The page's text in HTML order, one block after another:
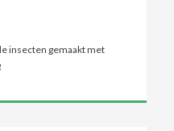
insecten gemaakt met